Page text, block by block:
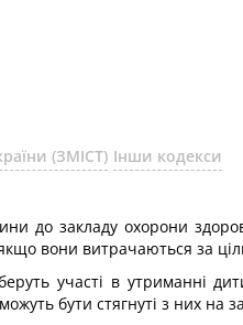
(ЗМІСТ) Інши кодекси
до закладу охорони
вони витрачаються за
участі в утриманні
бути стягнуті з них на